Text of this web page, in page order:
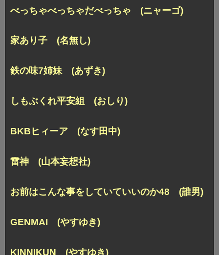
べっちゃべっちゃだべっちゃ (ニャーゴ)
家あり子 (名無し)
鉄の味7姉妹 (あずき)
しもぶくれ平安組 (おしり)
BKBヒィーア (なす田中)
雷神 (山本妄想社)
お前はこんな事をしていていいのか48 (誰男)
GENMAI (やすゆき)
KINNIKUN (やすゆき)